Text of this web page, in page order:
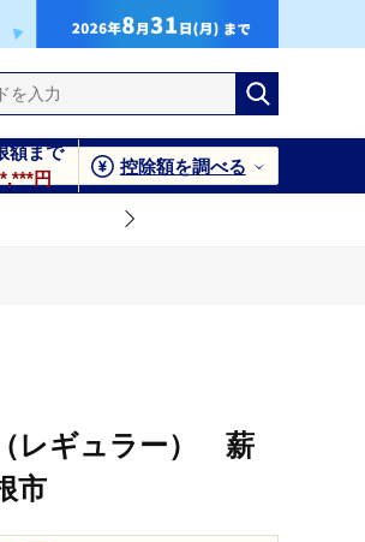
額まで
円
控除額を調べる
レギュラー） 薪
市